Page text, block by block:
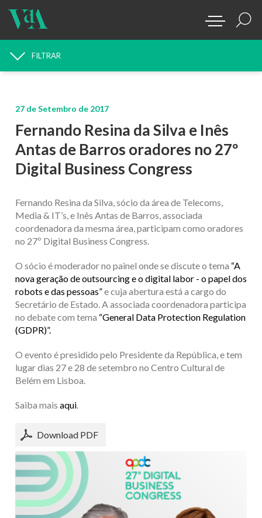
PROCURAR NOTÍCIAS
FILTRAR
27 de Setembro de 2017
Fernando Resina da Silva e Inês
Antas de Barros oradores no 27º
Digital Business Congress
Fernando Resina da Silva, sócio da área de Telecoms,
Media & IT’s, e Inês Antas de Barros, associada
coordenadora da mesma área, participam como oradores
no 27º Digital Business Congress.
O sócio é moderador no painel onde se discute o tema “A
nova geração de outsourcing e o digital labor - o papel dos
robots e das pessoas”e cuja abertura está a cargo do
Secretário de Estado. A associada coordenadora participa
no debate com tema “General Data Protection Regulation
(GDPR)”.
O evento é presidido pelo Presidente da República, e tem
lugar dias 27 e 28 de setembro no Centro Cultural de
Belém em Lisboa.
Saiba mais aqui.
Download PDF